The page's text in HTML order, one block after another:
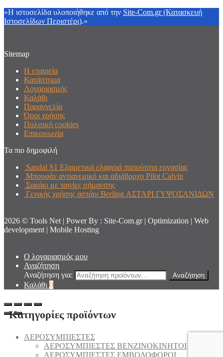
«Η ιστοσελίδα υλοποιήθηκε από την Site-Com.gr (Κατασκευή
Ιστοσελίδων Περιστέρι).»
Sitemap
Η εταιρεία
Κατάστημα
Λογαριασμός
Καλάθι
Παραγγελία
Όροι χρήσης
Πολιτική cookies
Επικοινωνία
Τα πιο δημοφιλή
Sandal S1 Εξαιρετικά ελαφριά παπούτσια εργασίας
Μπουφάν αντιανεμικό και αδιάβροχο Pilot Calvin
Σακάκι με ταινίες σήμανσης
Γενικής χρήσης αστάρι Berling ΑΣΤΑΡΙ ΓΥΨΟΣΑΝΙΔΩΝ
2026 © Tools Net | Power By : Site-Com.gr | Optimization | Web
development | Mobile Hosting
Ο λογαριασμός μου
Αναζήτηση
Αναζήτηση για:
Αναζήτηση
Καλάθι 0
Κατηγορίες προϊόντων
AEΡΟΣΥΜΠΙΕΣΤΕΣ
AEΡΟΣΥΜΠΙΕΣΤΕΣ ΒΕΝΖΙΝΟΚΙΝΗΤΟΙ
AEΡΟΣΥΜΠΙΕΣΤΕΣ ΕΜΒΟΛΟΦΟΡΟΙ